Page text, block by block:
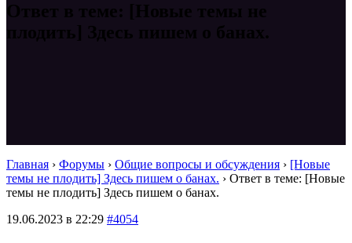
Ответ в теме: [Новые темы не
плодить] Здесь пишем о банах.
Главная › Форумы › Общие вопросы и обсуждения › [Новые
темы не плодить] Здесь пишем о банах. › Ответ в теме: [Новые
темы не плодить] Здесь пишем о банах.
19.06.2023 в 22:29 #4054